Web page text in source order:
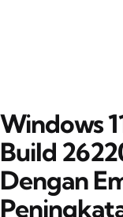
Windows
Build
Dengan